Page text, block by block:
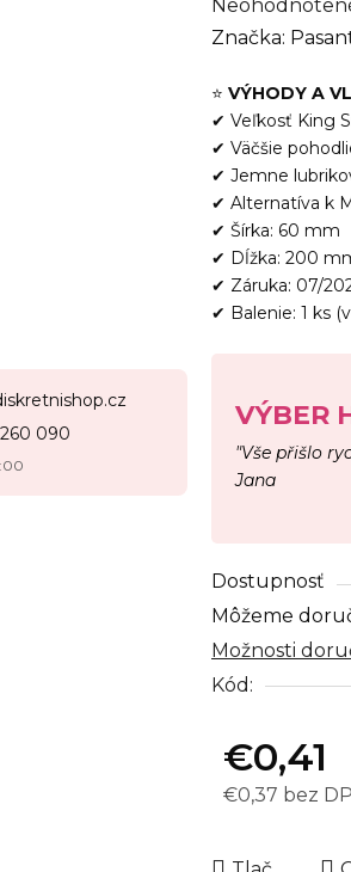
hodnotenie
je
0,0
5
hviezdičiek.
Značka:
⭐ VÝHODY A
✔ Veľkosť King
✔ Väčšie
✔ Jemne
✔ Alternatíva k
✔ Šírka: 60 mm
✔ Dĺžka: 200
✔ Záruka: 07/
✔ Balenie: 1 ks
VÝBER
"Vše přišlo
Jana
Dostupnosť
Môžeme
Možnosti
Kód:
€0,41
€0,37 bez
090